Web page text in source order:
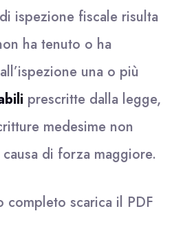
ispezione fiscale risulta
ha tenuto o ha
una o più
prescritte dalla legge,
medesime non
di forza maggiore.
completo scarica il PDF